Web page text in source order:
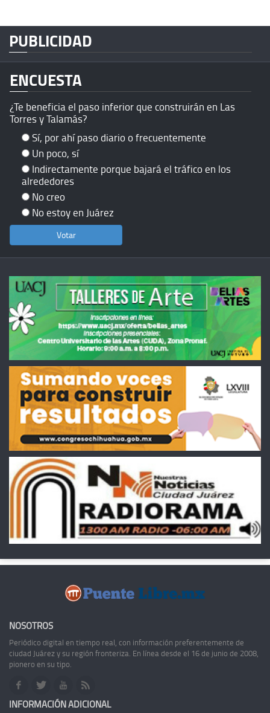
PUBLICIDAD
ENCUESTA
¿Te beneficia el paso inferior que construirán en Las
Torres y Talamás?
Sí, por ahí paso diario o frecuentemente
Un poco, sí
Indirectamente porque bajará el tráfico en los
alrededores
No creo
No estoy en Juárez
NOSOTROS
Periódico digital en tiempo real, con información preferentemente de
ciudad Juárez y su región fronteriza. En línea desde el 16 de junio de 2008,
pionero en su tipo.
INFORMACIÓN ADICIONAL